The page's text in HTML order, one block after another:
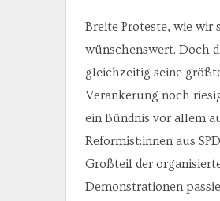
Breite Proteste, wie wir
wünschenswert. Doch
gleichzeitig seine
Verankerung noch
ein Bündnis vor allem
Reformist:innen aus
Großteil der
Demonstrationen